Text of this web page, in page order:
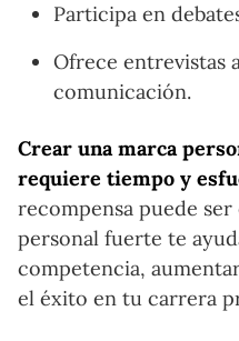
Participa en
Ofrece entrevistas
comunicación.
Crear una marca
requiere tiempo y
recompensa puede
personal fuerte te
competencia,
el éxito en tu carrera